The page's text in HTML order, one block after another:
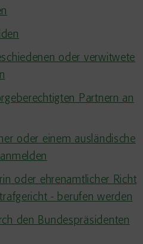
oder verwitwete
Partnern an
oder einem ausländische
oder ehrenamtlicher Richt
- berufen werden
den Bundespräsidenten